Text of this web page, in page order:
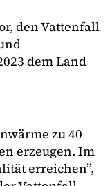
den Vattenfall
dem Land
zu 40
erzeugen. Im
erreichen”,